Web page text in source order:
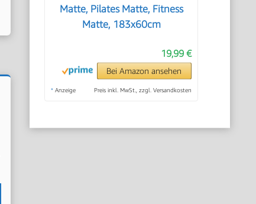
Matte, Pilates Matte, Fitness
Matte, 183x60cm
19,99 €
Bei Amazon ansehen
* Anzeige Preis inkl. MwSt., zzgl. Versandkosten